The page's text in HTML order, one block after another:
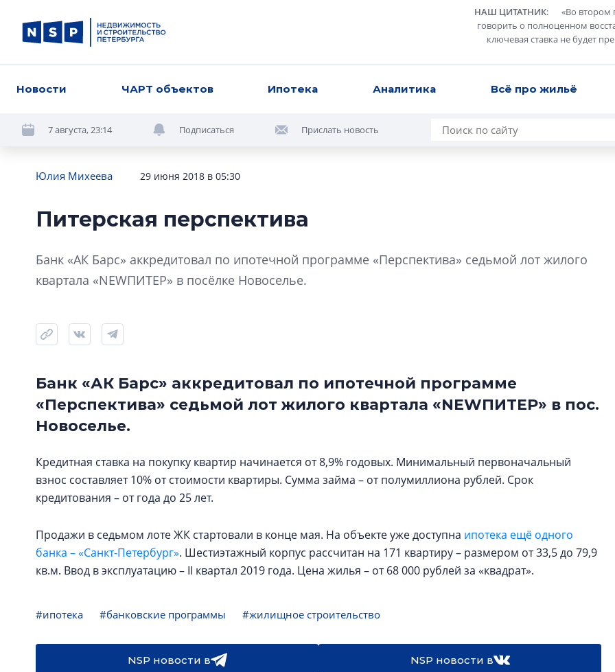
НАШ ЦИТАТНИК: «Во втором
говорить о полноценном
ключевая ставка не будет
Новости ЧАРТ объектов Ипотека Аналитика Всё про жильё
7 августа, 23:14 Подписаться Прислать новость
Юлия Михеева 29 июня 2018 в 05:30
Питерская перспектива
Банк «АК Барс» аккредитовал по ипотечной программе «Перспектива» седьмой лот жилого
квартала «NEWПИТЕР» в посёлке Новоселье.
Банк «АК Барс» аккредитовал по ипотечной программе
«Перспектива» седьмой лот жилого квартала «NEWПИТЕР» в пос.
Новоселье.
Кредитная ставка на покупку квартир начинается от 8,9% годовых. Минимальный первоначальный
взнос составляет 10% от стоимости квартиры. Сумма займа – от полумиллиона рублей. Срок
кредитования – от года до 25 лет.
Продажи в седьмом лоте ЖК стартовали в конце мая. На объекте уже доступна ипотека ещё одного
банка – «Санкт-Петербург». Шестиэтажный корпус рассчитан на 171 квартиру – размером от 33,5 до 79,9
кв.м. Ввод в эксплуатацию – II квартал 2019 года. Цена жилья – от 68 000 рублей за «квадрат».
#ипотека #банковские программы #жилищное строительство
NSP новости в NSP новости в
даже
Конкуренцию
КЕЙПОРТ